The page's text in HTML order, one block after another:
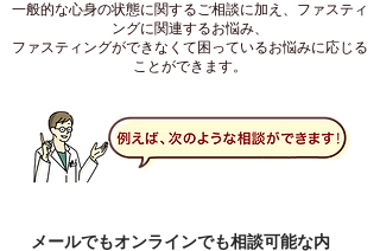
一般的な心身の状態に関するご相談に加え、ファスティ
ングに関連するお悩み、
ファスティングができなくて困っているお悩みに応じる
ことができます。
メールでもオンラインでも相談可能な内